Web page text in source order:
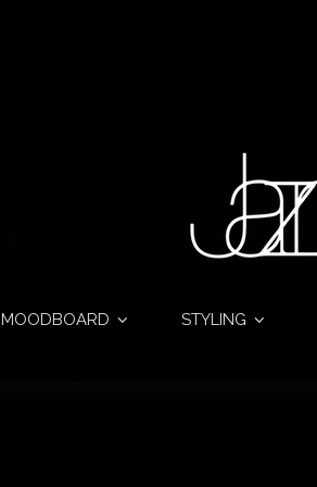
MOODBOARD STYLING